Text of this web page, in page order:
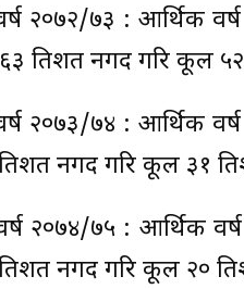
२०७२/७३ : आर्थिक
प्रतिशत नगद गरि कूल
२०७३/७४ : आर्थिक
नगद गरि कूल ३१
२०७४/७५ : आर्थिक
नगद गरि कूल २०